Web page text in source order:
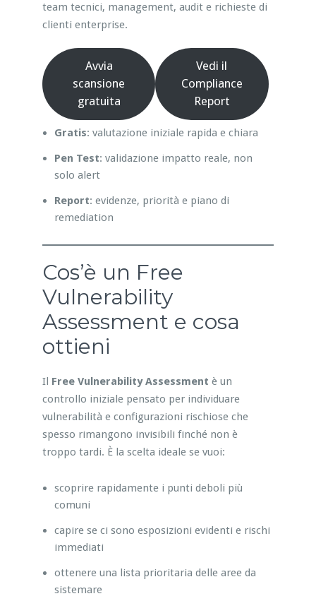
team tecnici, management, audit e richieste di
clienti enterprise.
Avvia
scansione
gratuita
Vedi il
Compliance
Report
Gratis: valutazione iniziale rapida e chiara
Pen Test: validazione impatto reale, non
solo alert
Report: evidenze, priorità e piano di
remediation
Cos’è un Free
Vulnerability
Assessment e cosa
ottieni
Il Free Vulnerability Assessment è un
controllo iniziale pensato per individuare
vulnerabilità e configurazioni rischiose che
spesso rimangono invisibili finché non è
troppo tardi. È la scelta ideale se vuoi:
scoprire rapidamente i punti deboli più
comuni
capire se ci sono esposizioni evidenti e rischi
immediati
ottenere una lista prioritaria delle aree da
sistemare